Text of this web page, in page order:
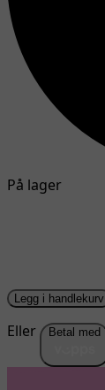
På lager
Legg i handlekurv
Eller Betal med